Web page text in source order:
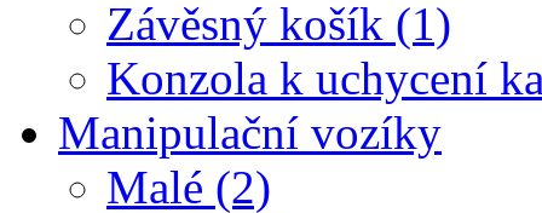
Závěsný košík (1)
Konzola k uchycení
Manipulační vozíky
Malé (2)